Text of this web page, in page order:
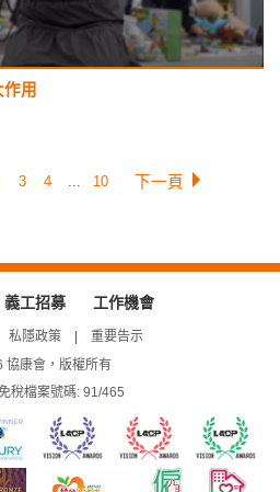
用
3 4 10 下一頁
義工招募 工作機會
私隱政策
重要告示
協康會，版權所有
稅檔案號碼: 91/465